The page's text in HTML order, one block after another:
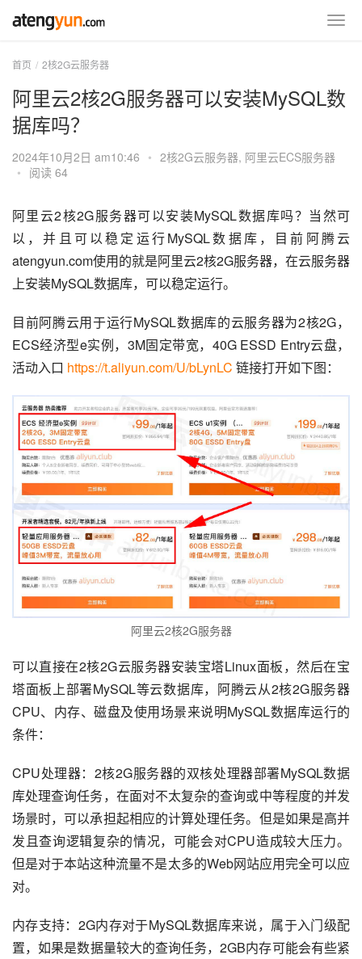
首页 2核2G云服务器
阿里云2核2G服务器可以安装MySQL数
据库吗？
2024年10月2日 am10:46 • 2核2G云服务器, 阿里云ECS服务器
• 阅读 64
阿里云2核2G服务器可以安装MySQL数据库吗？当然可
以，并且可以稳定运行MySQL数据库，目前阿腾云
atengyun.com使用的就是阿里云2核2G服务器，在云服务器
上安装MySQL数据库，可以稳定运行。
目前阿腾云用于运行MySQL数据库的云服务器为2核2G，
ECS经济型e实例，3M固定带宽，40G ESSD Entry云盘，
活动入口 https://t.aliyun.com/U/bLynLC 链接打开如下图：
阿里云2核2G服务器
可以直接在2核2G云服务器安装宝塔Linux面板，然后在宝
塔面板上部署MySQL等云数据库，阿腾云从2核2G服务器
CPU、内存、磁盘及使用场景来说明MySQL数据库运行的
条件：
CPU处理器：2核2G服务器的双核处理器部署MySQL数据
库处理查询任务，在面对不太复杂的查询或中等程度的并发
场景时，可以承担起相应的计算处理任务。但是如果是高并
发且查询逻辑复杂的情况，可能会对CPU造成较大压力。
但是对于本站这种流量不是太多的Web网站应用完全可以应
对。
内存支持：2G内存对于MySQL数据库来说，属于入门级配
置，如果是数据量较大的查询任务，2GB内存可能会有些紧